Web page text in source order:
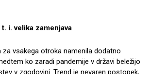
i. velika zamenjava
za vsakega otroka namenila dodatno
ko zaradi pandemije v državi beležijo
v zgodovini. Trend je nevaren postopek,